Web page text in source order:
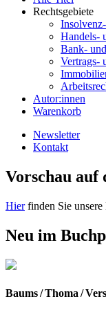
Rechtsgebiete
Handels-
Bank-
Vertrags-
Autor:innen
Warenkorb
Newsletter
Kontakt
Vorschau auf
Hierfinden Sie unsere
Neu im
Baums / Thoma /